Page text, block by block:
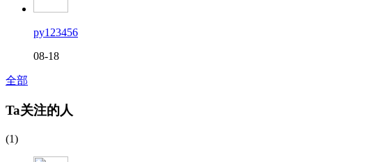
py123456
08-18
全部
Ta关注的人
(1)